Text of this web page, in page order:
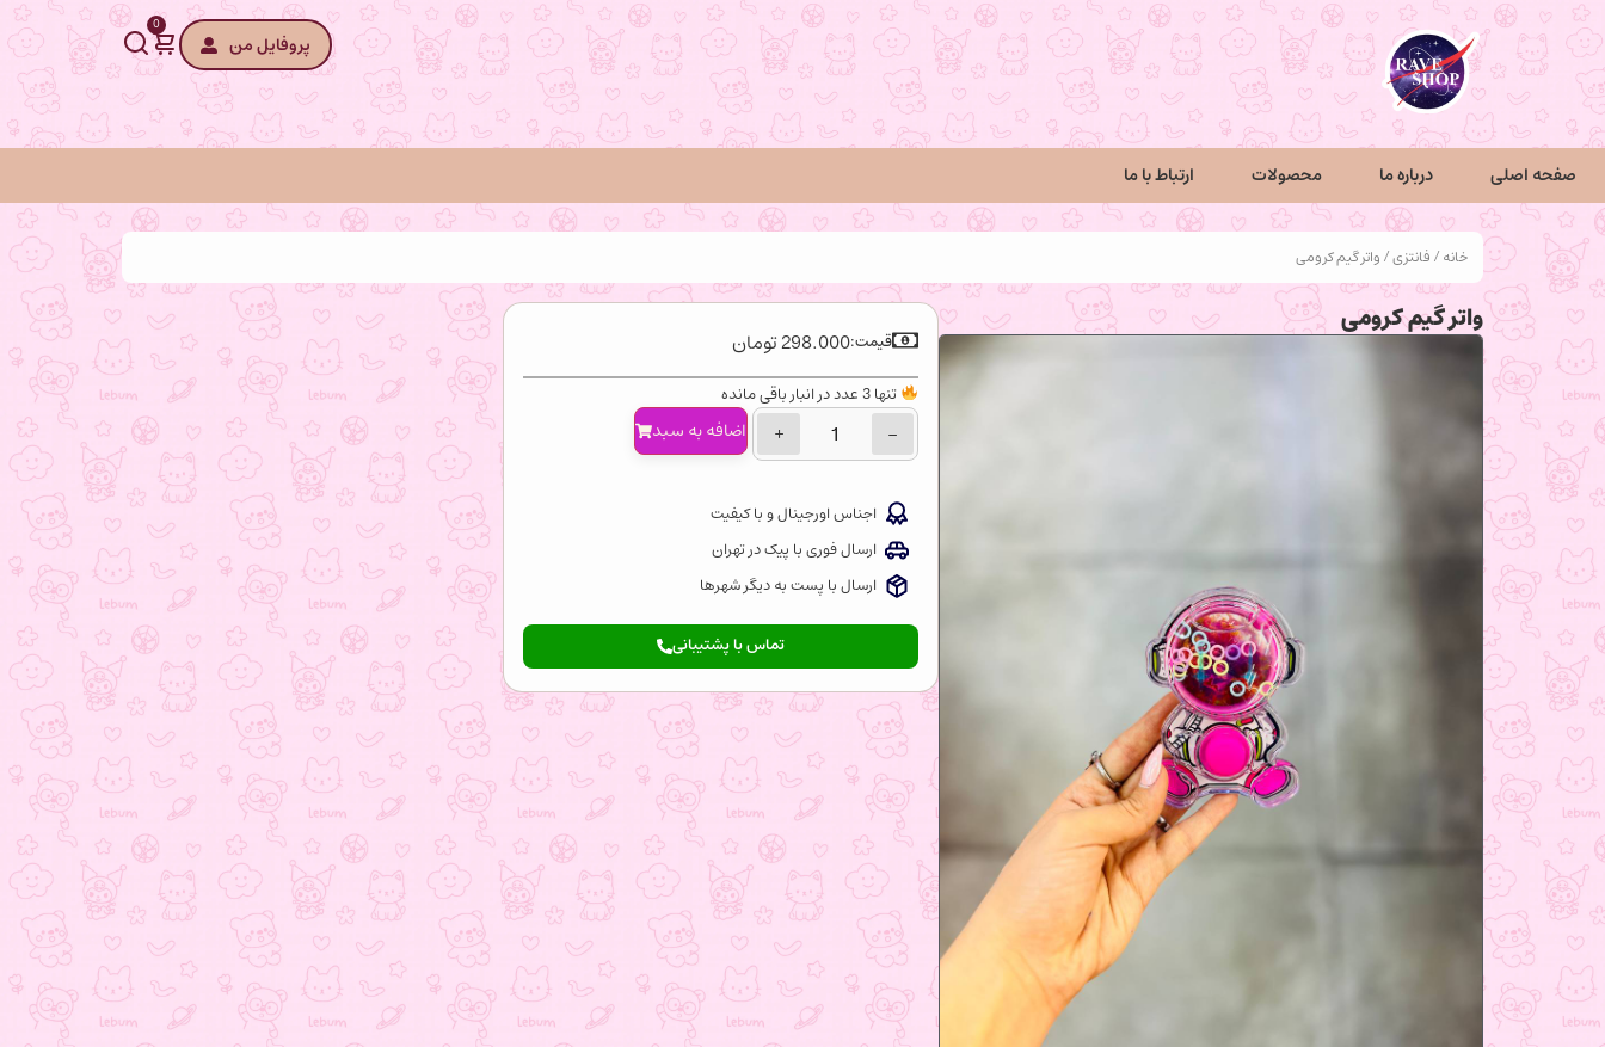
0
پروفایل من
صفحه اصلی درباره ما محصولات ارتباط با ما
خانه/فانتزی/ واتر گیم کرومی
واتر گیم کرومی
قیمت:298.000تومان
تنها 3 عدد در انبار باقی مانده
−
+ اضافه‌ به سبد
اجناس اورجینال و با کیفیت
ارسال فوری با پیک در تهران
ارسال با پست به دیگر شهرها
تماس با پشتیبانی